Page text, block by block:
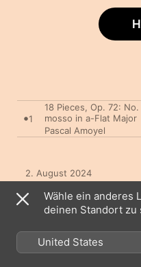
1
18 Pieces, Op. 72:
mosso in a-Flat Major
Pascal Amoyel
2. August 2024
1 Titel, 6 Minuten
℗ 2024 harmonia mundi
Harmonia Mundi
Wähle ein anderes
deinen Standort zu
United States